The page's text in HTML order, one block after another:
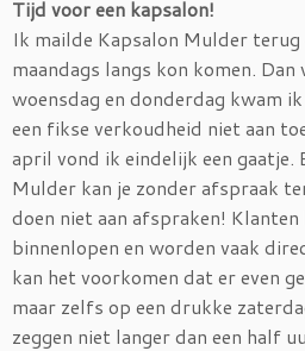
Tijd voor een kapsalon!
Ik mailde Kapsalon Mulder terug
maandags langs kon komen.
woensdag en donderdag kwam
een fikse verkoudheid niet aan
april vond ik eindelijk een gaatje.
Mulder kan je zonder afspraak
doen niet aan afspraken!
binnenlopen en worden vaak
kan het voorkomen dat er even
maar zelfs op een drukke
zeggen niet langer dan een half